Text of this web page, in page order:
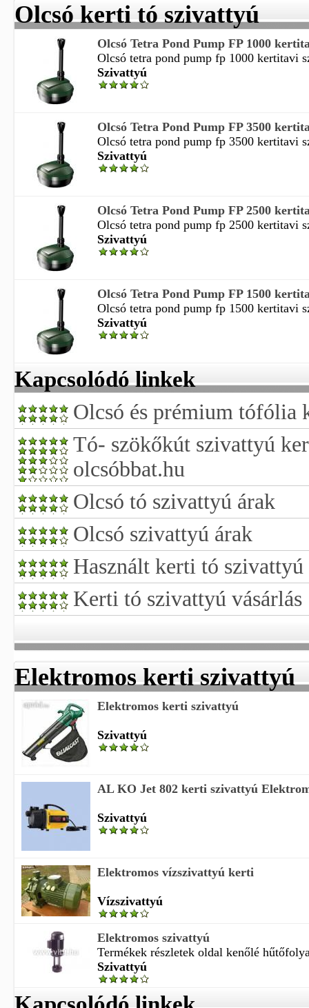
Olcsó kerti tó szivattyú
Olcsó Tetra Pond Pump FP 1000
Olcsó tetra pond pump fp 1000 kertitavi
Szivattyú
Olcsó Tetra Pond Pump FP 3500
Olcsó tetra pond pump fp 3500 kertitavi
Szivattyú
Olcsó Tetra Pond Pump FP 2500
Olcsó tetra pond pump fp 2500 kertitavi
Szivattyú
Olcsó Tetra Pond Pump FP 1500
Olcsó tetra pond pump fp 1500 kertitavi
Szivattyú
Kapcsolódó linkek
Olcsó és prémium tófólia
Tó- szökőkút szivattyú
olcsóbbat.hu
Olcsó tó szivattyú árak
Olcsó szivattyú árak
Használt kerti tó szivattyú
Kerti tó szivattyú vásárlás
Elektromos kerti szivattyú
Elektromos kerti szivattyú
Szivattyú
AL KO Jet 802 kerti szivattyú
Szivattyú
Elektromos vízszivattyú kerti
Vízszivattyú
Elektromos szivattyú
Termékek részletek oldal kenőlé
Szivattyú